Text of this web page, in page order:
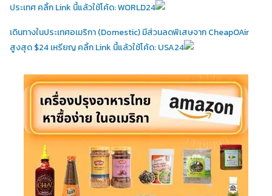
ประเทศ คลิ้ก Link นี้แล้วใช้โค้ด: WORLD24
เดินทางในประเทศอเมริกา (Domestic)มีส่วนลดพิเสษจาก CheapOAir
สูงสุด $24 เหรียญ คลิ้ก Link นี้แล้วใช้โค้ด: USA24